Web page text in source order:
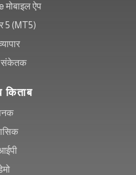
ऐप
5 (MT5)
संकेतक
किताब